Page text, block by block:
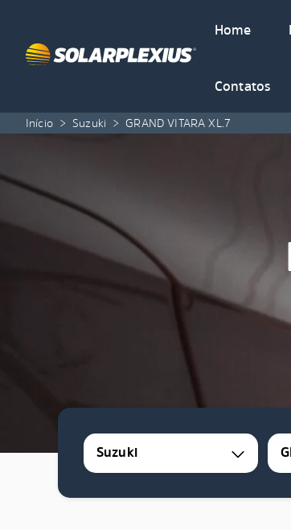
Home
Contatos
Início > Suzuki > GRAND VITARA XL.7
Suzuki